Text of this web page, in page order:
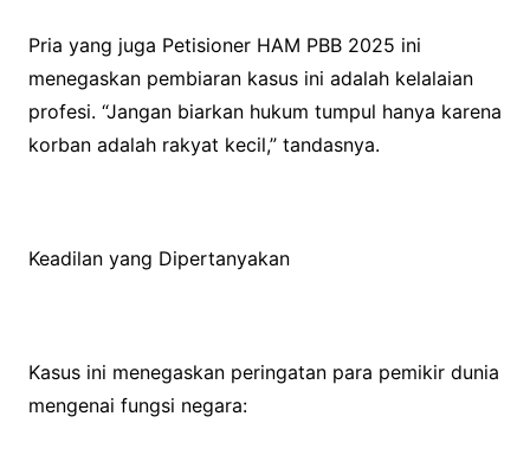
Pria yang juga Petisioner HAM PBB 2025 ini
menegaskan pembiaran kasus ini adalah kelalaian
profesi. “Jangan biarkan hukum tumpul hanya karena
korban adalah rakyat kecil,” tandasnya.
Keadilan yang Dipertanyakan
Kasus ini menegaskan peringatan para pemikir dunia
mengenai fungsi negara: